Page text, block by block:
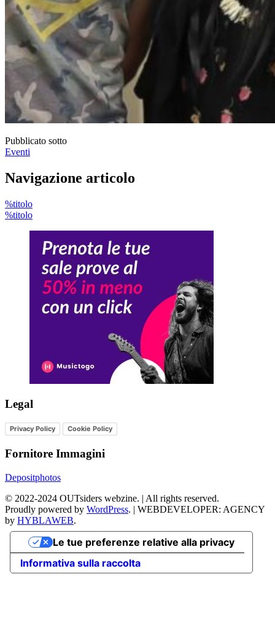
Pubblicato sotto
Eventi
Navigazione articolo
%titolo
%titolo
Legal
Privacy Policy Cookie Policy
Fornitore Immagini
Depositphotos
© 2022-2024 OUTsiders webzine. | All rights reserved.
Proudly powered by WordPress. | WEBDEVELOPER: AGENCY
by HYBLAWEB.
Informativa sulla raccolta
Le tue preferenze relative alla privacy